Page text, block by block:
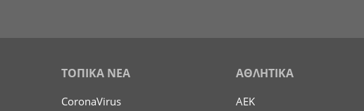
ΤΟΠΙΚΑ ΝΕΑ
CoronaVirus
ΑΘΛΗΤΙΚΑ
ΑΕΚ